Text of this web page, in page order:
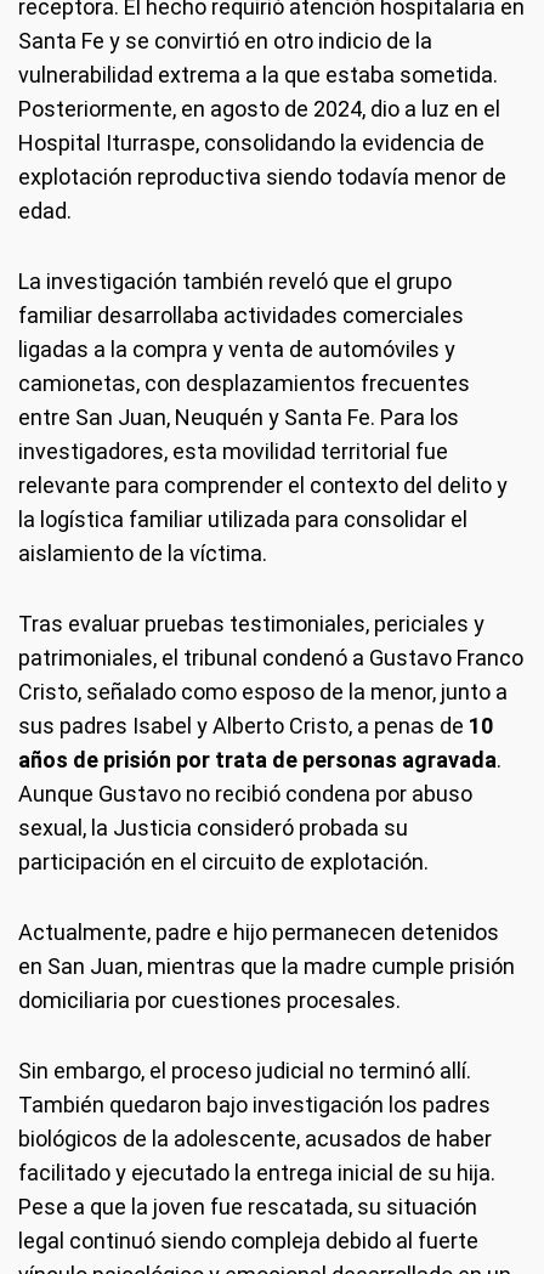
receptora. El hecho requirió atención hospitalaria en
Santa Fe y se convirtió en otro indicio de la
vulnerabilidad extrema a la que estaba sometida.
Posteriormente, en agosto de 2024, dio a luz en el
Hospital Iturraspe, consolidando la evidencia de
explotación reproductiva siendo todavía menor de
edad.
La investigación también reveló que el grupo
familiar desarrollaba actividades comerciales
ligadas a la compra y venta de automóviles y
camionetas, con desplazamientos frecuentes
entre San Juan, Neuquén y Santa Fe. Para los
investigadores, esta movilidad territorial fue
relevante para comprender el contexto del delito y
la logística familiar utilizada para consolidar el
aislamiento de la víctima.
Tras evaluar pruebas testimoniales, periciales y
patrimoniales, el tribunal condenó a Gustavo Franco
Cristo, señalado como esposo de la menor, junto a
sus padres Isabel y Alberto Cristo, a penas de 10
años de prisión por trata de personas agravada.
Aunque Gustavo no recibió condena por abuso
sexual, la Justicia consideró probada su
participación en el circuito de explotación.
Actualmente, padre e hijo permanecen detenidos
en San Juan, mientras que la madre cumple prisión
domiciliaria por cuestiones procesales.
Sin embargo, el proceso judicial no terminó allí.
También quedaron bajo investigación los padres
biológicos de la adolescente, acusados de haber
facilitado y ejecutado la entrega inicial de su hija.
Pese a que la joven fue rescatada, su situación
legal continuó siendo compleja debido al fuerte